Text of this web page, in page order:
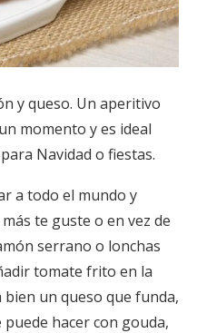
y queso. Un aperitivo
momento y es ideal
Navidad o fiestas.
a todo el mundo y
te guste o en vez de
serrano o lonchas
tomate frito en la
bien un queso que funda,
hacer con gouda,